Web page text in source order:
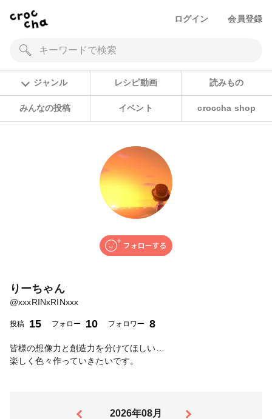
ログイン 会員登録
ジャンル レシピ動画 読みもの
みんなの投稿 イベント croccha shop
りーちゃん
@xxxRINxRINxxx
投稿 15 フォロー 10 フォロワー 8
皆様の想像力と創造力を分けてほしい…
楽しく色々作っていきたいです。
2026年08月